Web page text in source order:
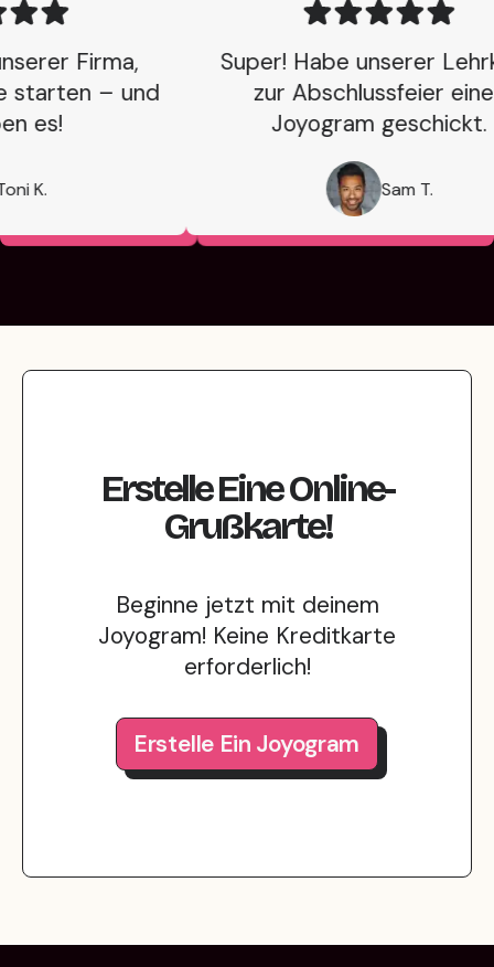
Firma,
– und
es!
K.
Super! Habe unserer
zur Abschlussfeier einen
Joyogram geschickt.
Sam T.
Erstelle Eine Online-
Grußkarte!
Beginne jetzt mit deinem
Joyogram! Keine Kreditkarte
erforderlich!
Erstelle Ein Joyogram